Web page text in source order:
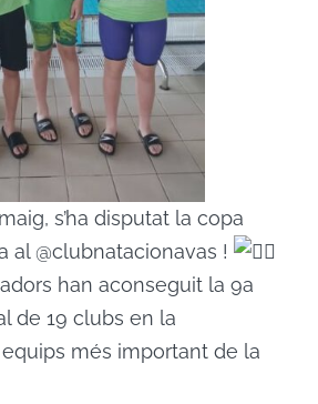
s’ha disputat la copa
al @clubnatacionavas !
han aconseguit la 9a
de 19 clubs en la
més important de la